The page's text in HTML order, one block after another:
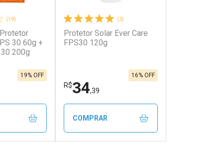
(19)
30 60g +
200g
19% OFF
(3)
Protetor Solar Ever Care
FPS30 120g
R$34,39
16% OFF
COMPRAR